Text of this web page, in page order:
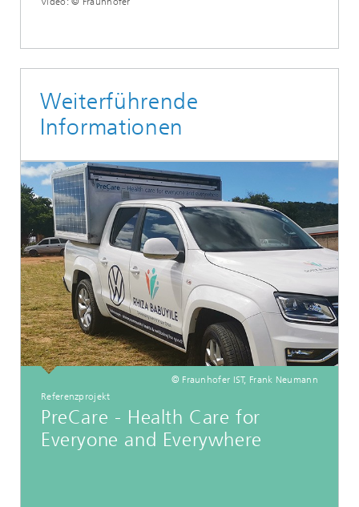
Weiterführende
Informationen
© Fraunhofer IST, Frank Neumann
Referenzprojekt
PreCare - Health Care for
Everyone and Everywhere